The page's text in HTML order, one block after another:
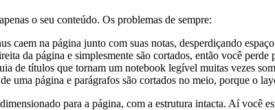
o seu conteúdo. Os problemas de sempre:
caem na página junto com suas notas, desperdiçando
da página e simplesmente são cortados, então você perde
de títulos que tornam um notebook legível muitas vezes
uma página e parágrafos são cortados no meio, porque o
para a página, com a estrutura intacta. Aí você